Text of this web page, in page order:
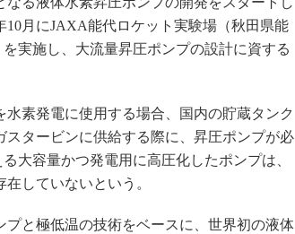
イノベーション
製造業ビッグデータ
知財マネジメント
グローバル設計・開発
10月にJAXA能代ロケット実験場（秋田県能
実施し、大流量昇圧ポンプの設計に資する
素発電に使用する場合、国内の貯蔵タンク
タービンに供給する際に、昇圧ポンプが必
大容量かつ発電用に高圧化したポンプは、
していないという。
と極低温の技術をベースに、世界初の液体